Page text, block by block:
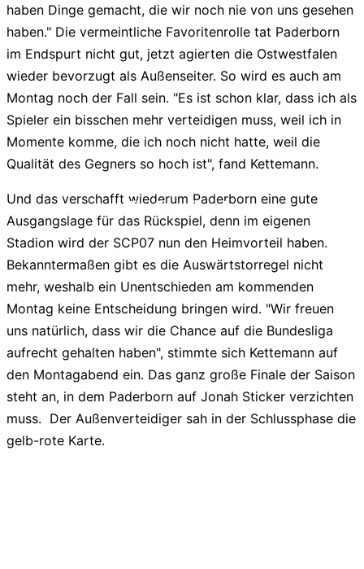
liga2-online.de
haben Dinge gemacht, die wir noch nie von uns gesehen
haben." Die vermeintliche Favoritenrolle tat Paderborn
im Endspurt nicht gut, jetzt agierten die Ostwestfalen
wieder bevorzugt als Außenseiter. So wird es auch am
Montag noch der Fall sein. "Es ist schon klar, dass ich als
Spieler ein bisschen mehr verteidigen muss, weil ich in
Momente komme, die ich noch nicht hatte, weil die
Qualität des Gegners so hoch ist", fand Kettemann.
Und das verschafft wiederum Paderborn eine gute
Ausgangslage für das Rückspiel, denn im eigenen
Stadion wird der SCP07 nun den Heimvorteil haben.
Bekanntermaßen gibt es die Auswärtstorregel nicht
mehr, weshalb ein Unentschieden am kommenden
Montag keine Entscheidung bringen wird. "Wir freuen
uns natürlich, dass wir die Chance auf die Bundesliga
aufrecht gehalten haben", stimmte sich Kettemann auf
den Montagabend ein. Das ganz große Finale der Saison
steht an, in dem Paderborn auf Jonah Sticker verzichten
muss. Der Außenverteidiger sah in der Schlussphase die
gelb-rote Karte.